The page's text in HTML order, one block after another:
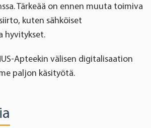
Tärkeää on ennen muuta toimiva
kuten sähköiset
hyvitykset.
Apteekin välisen digitalisaation
paljon käsityötä.